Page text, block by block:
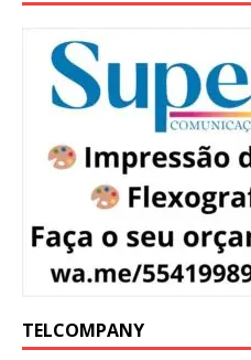
TELCOMPANY